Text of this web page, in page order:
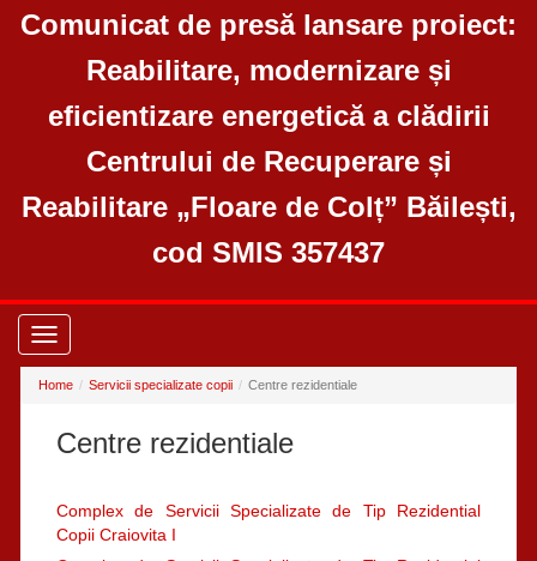
Comunicat de presă lansare proiect:
Reabilitare, modernizare și
eficientizare energetică a clădirii
Centrului de Recuperare și
Reabilitare „Floare de Colț” Băilești,
cod SMIS 357437
Toggle
navigation
Home Servicii specializate copii Centre rezidentiale
Centre rezidentiale
Complex de Servicii Specializate de Tip Rezidential
Copii Craiovita I